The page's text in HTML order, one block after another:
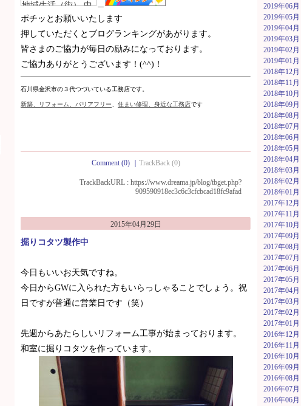
ポチッとお願いいたします
押していただくとブログランキングがあがります。
皆さまのご協力が毎日の励みになっております。
ご協力ありがとうございます！(^^)！
石川県金沢市の３代つづいている工務店です。
新築 、リフォーム、バリアフリー 住まい修理、身近な工務店です
Comment (0) TrackBack (0)
TrackBackURL : https://www.dreama.jp/blog/tbget.php?
909590918ec3c6c3cfcbcad18fc9afad
2015年04月29日
掘りコタツ製作中
今日もいいお天気ですね。
今日からGWに入られた方もいらっしゃることでしょう。祝
日ですが普通に営業日です（笑）
先週からあたらしいリフォーム工事が始まっております。
和室に掘りコタツを作っています。
2019年06月
2019年05月
2019年04月
2019年03月
2019年02月
2019年01月
2018年12月
2018年11月
2018年10月
2018年09月
2018年08月
2018年07月
2018年06月
2018年05月
2018年04月
2018年03月
2018年02月
2018年01月
2017年12月
2017年11月
2017年10月
2017年09月
2017年08月
2017年07月
2017年06月
2017年05月
2017年04月
2017年03月
2017年02月
2017年01月
2016年12月
2016年11月
2016年10月
2016年09月
2016年08月
2016年07月
2016年06月